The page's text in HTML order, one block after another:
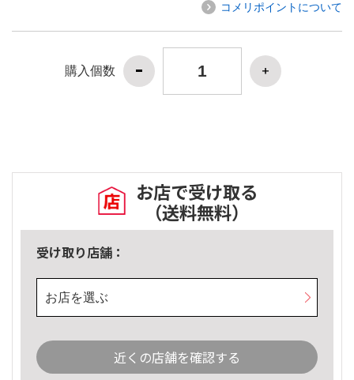
コメリポイントについて
購入個数
お店で受け取る
（送料無料）
受け取り店舗：
お店を選ぶ
近くの店舗を確認する